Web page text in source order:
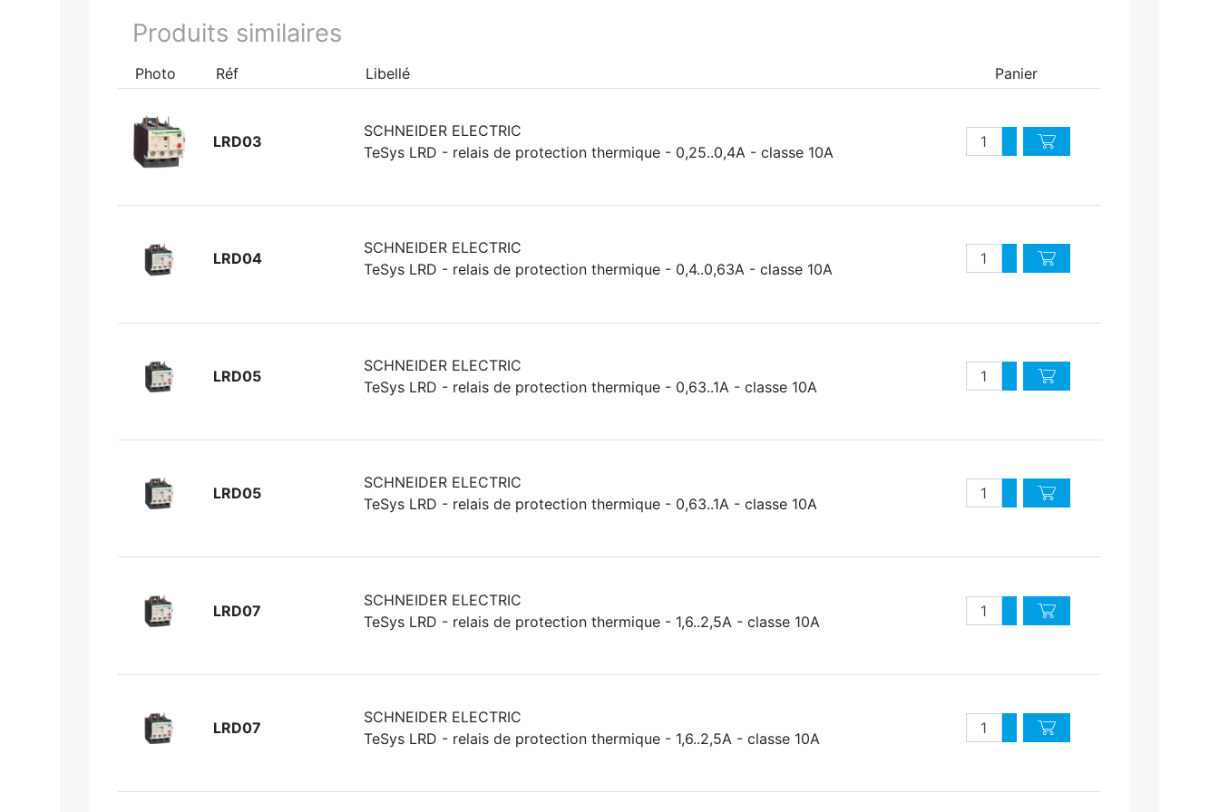
Produits similaires
Photo Réf Libellé Panier
LRD03
SCHNEIDER ELECTRIC
TeSys LRD - relais de protection thermique - 0,25..0,4A - classe 10A
QuantitéAugmenter quantité
Diminuer quantité
LRD04
SCHNEIDER ELECTRIC
TeSys LRD - relais de protection thermique - 0,4..0,63A - classe 10A
QuantitéAugmenter quantité
Diminuer quantité
LRD05
SCHNEIDER ELECTRIC
TeSys LRD - relais de protection thermique - 0,63..1A - classe 10A
QuantitéAugmenter quantité
Diminuer quantité
LRD05
SCHNEIDER ELECTRIC
TeSys LRD - relais de protection thermique - 0,63..1A - classe 10A
QuantitéAugmenter quantité
Diminuer quantité
LRD07
SCHNEIDER ELECTRIC
TeSys LRD - relais de protection thermique - 1,6..2,5A - classe 10A
QuantitéAugmenter quantité
Diminuer quantité
LRD07
SCHNEIDER ELECTRIC
TeSys LRD - relais de protection thermique - 1,6..2,5A - classe 10A
QuantitéAugmenter quantité
Diminuer quantité